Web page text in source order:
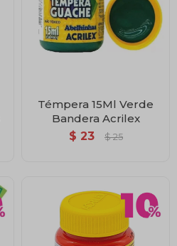
Témpera 15Ml Verde
Bandera Acrilex
$ 23 $ 25